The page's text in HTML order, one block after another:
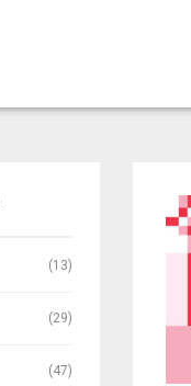
(13)
(29)
(47)